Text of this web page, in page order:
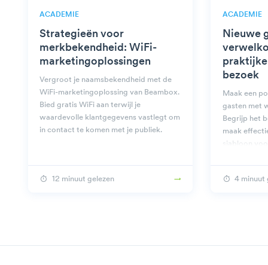
ACADEMIE
Strategieën voor
merkbekendheid: WiFi-
marketingoplossingen
Vergroot je naamsbekendheid met de
WiFi-marketingoplossing van Beambox.
Bied gratis WiFi aan terwijl je
waardevolle klantgegevens vastlegt om
in contact te komen met je publiek.
12 minuut gelezen
ACADEMIE
Nieuwe
bezoek
Maak een
gasten met
Begrijp het
maak
sjabloon
4 minuut